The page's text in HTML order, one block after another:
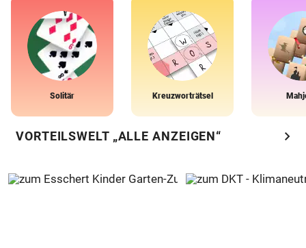
Solitär Kreuzworträtsel
VORTEILSWELT „ALLE ANZEIGEN“ chevron_right